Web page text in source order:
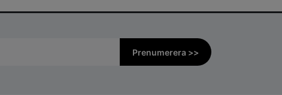
Prenumerera >>